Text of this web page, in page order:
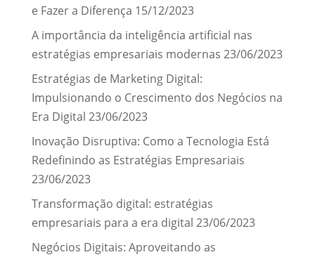
e Fazer a Diferença 15/12/2023
A importância da inteligência artificial nas
estratégias empresariais modernas 23/06/2023
Estratégias de Marketing Digital:
Impulsionando o Crescimento dos Negócios na
Era Digital 23/06/2023
Inovação Disruptiva: Como a Tecnologia Está
Redefinindo as Estratégias Empresariais
23/06/2023
Transformação digital: estratégias
empresariais para a era digital 23/06/2023
Negócios Digitais: Aproveitando as